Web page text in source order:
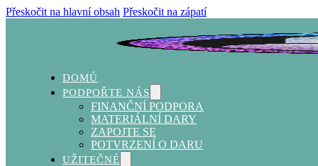
Přeskočit na hlavní obsah Přeskočit na zápatí
DOMŮ
PODPOŘTE NÁS
FINANČNÍ PODPORA
MATERIÁLNÍ DARY
ZAPOJTE SE
POTVRZENÍ O DARU
UŽITEČNÉ